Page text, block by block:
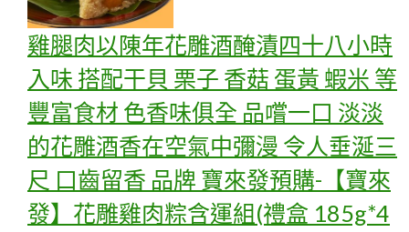
雞腿肉以陳年花雕酒醃漬四十八小時
入味 搭配干貝 栗子 香菇 蛋黃 蝦米 等
豐富食材 色香味俱全 品嚐一口 淡淡
的花雕酒香在空氣中彌漫 令人垂涎三
尺 口齒留香 品牌 寶來發預購-【寶來
發】花雕雞肉粽含運組(禮盒 185g*4